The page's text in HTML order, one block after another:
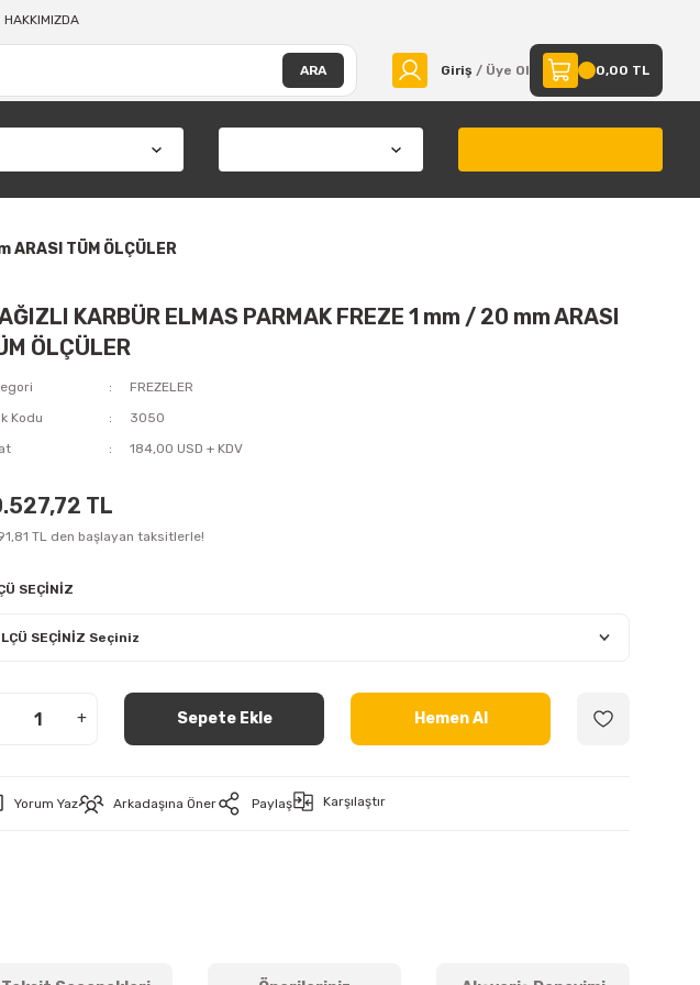
HAKKIMIZDA
ARA Giriş / Üye Ol 0,00 TL
ARASI TÜM ÖLÇÜLER
KARBÜR ELMAS PARMAK FREZE 1 mm / 20 mm ARASI
ÖLÇÜLER
FREZELER
Kodu
3050
184,00 USD + KDV
TL
TL den başlayan taksitlerle!
SEÇİNİZ
+ Sepete Ekle Hemen Al
Yorum Yaz Arkadaşına Öner Paylaş Karşılaştır